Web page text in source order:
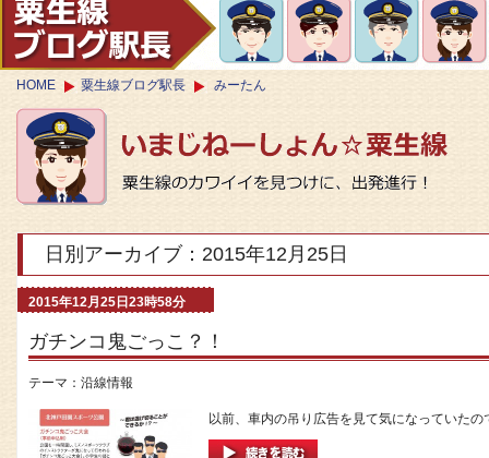
HOME 粟生線ブログ駅長 みーたん
日別アーカイブ：2015年12月25日
2015年12月25日23時58分
ガチンコ鬼ごっこ？！
テーマ： 沿線情報
以前、車内の吊り広告を見て気になっていた